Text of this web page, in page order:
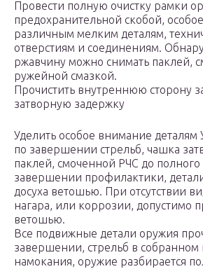
Провести полную очистку рамки
предохранительной скобой,
различным мелким деталям,
отверстиям и соединениям.
ржавчину можно снимать паклей,
ружейной смазкой.
Прочистить внутреннюю сторону
затворную задержку
Уделить особое внимание
по завершении стрельб, чашка
паклей, смоченной РЧС до
завершении профилактики,
досуха ветошью. При отсутствии
нагара, или коррозии, допустимо
ветошью.
Все подвижные детали оружия
завершении, стрельб в собранном
намокания, оружие разбирается